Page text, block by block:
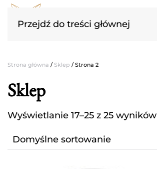
Przejdź do treści głównej
Strona główna / Sklep / Strona 2
Sklep
Wyświetlanie 17–25 z 25 wyników